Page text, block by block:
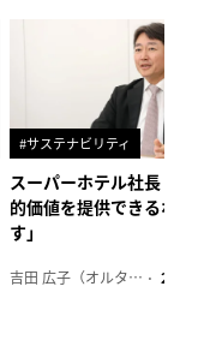
#サステナビリティ
スーパーホテル社長「地域
的価値を提供できるホテル
す」
吉田 広子（オルタナ輪番編集長） 2026年6